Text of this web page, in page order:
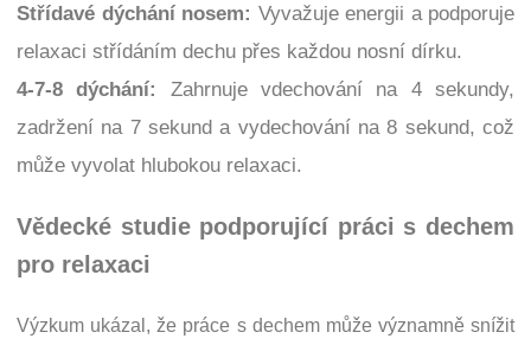
Střídavé dýchání nosem: Vyvažuje energii a podporuje
relaxaci střídáním dechu přes každou nosní dírku.
4-7-8 dýchání:
Zahrnuje vdechování na 4 sekundy,
zadržení na 7 sekund a vydechování na 8 sekund, což
může vyvolat hlubokou relaxaci.
Vědecké studie podporující práci s dechem
pro relaxaci
Výzkum ukázal, že práce s dechem může významně snížit